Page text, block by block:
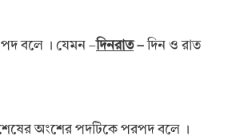
পদ বলে । যেমন –দিনরাত–দিন ও রাত
শেষের অংশের পদটিকে পরপদ বলে ।